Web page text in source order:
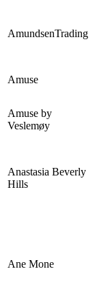
AmundsenTrading
Amuse
Amuse by
Veslemøy
Anastasia Beverly
Hills
Ane Mone